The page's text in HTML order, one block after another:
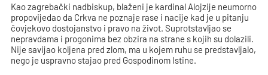
Kao zagrebački nadbiskup, blaženi je kardinal Alojzije neumorno
propovijedao da Crkva ne poznaje rase i nacije kad je u pitanju
čovjekovo dostojanstvo i pravo na život. Suprotstavljao se
nepravdama i progonima bez obzira na strane s kojih su dolazili.
Nije savijao koljena pred zlom, ma u kojem ruhu se predstavljalo,
nego je uspravno stajao pred Gospodinom Istine.